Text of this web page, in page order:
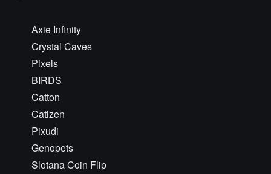
Axie Infinity
Crystal Caves
Pixels
BIRDS
Catton
Catizen
Pixudi
Genopets
Slotana Coin Flip